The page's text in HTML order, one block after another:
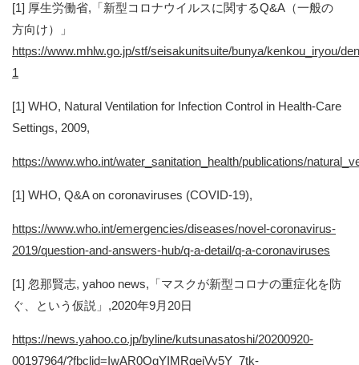
[1] 厚生労働省,「新型コロナウイルスに関するQ&A（一般の
方向け）」
https://www.mhlw.go.jp/stf/seisakunitsuite/bunya/kenkou_iryou/
1
[1] WHO, Natural Ventilation for Infection Control in Health-Care
Settings, 2009,
https://www.who.int/water_sanitation_health/publications/
[1] WHO, Q&A on coronaviruses (COVID-19),
https://www.who.int/emergencies/diseases/novel-coronavirus-
2019/question-and-answers-hub/q-a-detail/q-a-coronaviruses
[1] 忽那賢志, yahoo news,「マスクが新型コロナの重症化を防
ぐ、という仮説」,2020年9月20日
https://news.yahoo.co.jp/byline/kutsunasatoshi/20200920-
00197964/?fbclid=IwAR0QgYIMRgeiVy5Y_7tk-